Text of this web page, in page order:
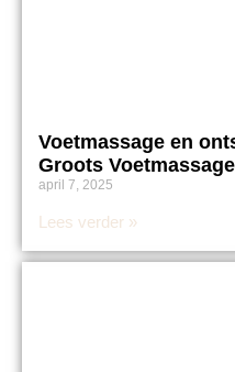
Voetmassage en
Groots
april 7, 2025
Lees verder »